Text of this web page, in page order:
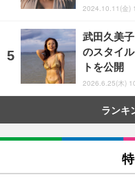
2024.10.11(金)
武田久美
のスタイ
トを公開
2026.6.25(木)
ランキ